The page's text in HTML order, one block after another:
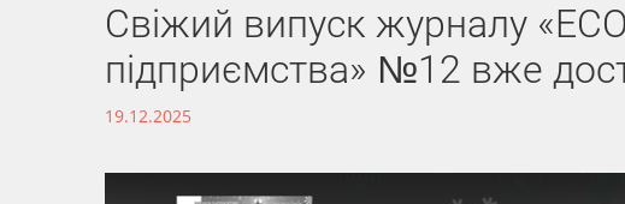
Свіжий випуск журналу
підприємства» №12 вже
19.12.2025